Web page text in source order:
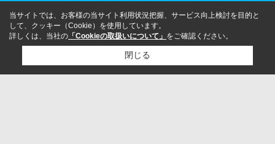
当サイトでは、お客様の当サイト利用状況把握、サービス向上検討を目的と
して、クッキー（Cookie）を使用しています。
詳しくは、当社の 「Cookieの取扱いについて」 をご確認ください。
閉じる